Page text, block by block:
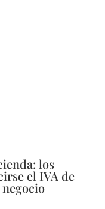
los
el IVA de